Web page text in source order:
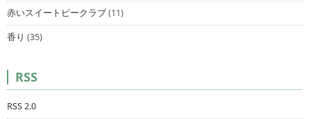
赤いスイートピークラブ(11)
香り (35)
RSS
RSS 2.0